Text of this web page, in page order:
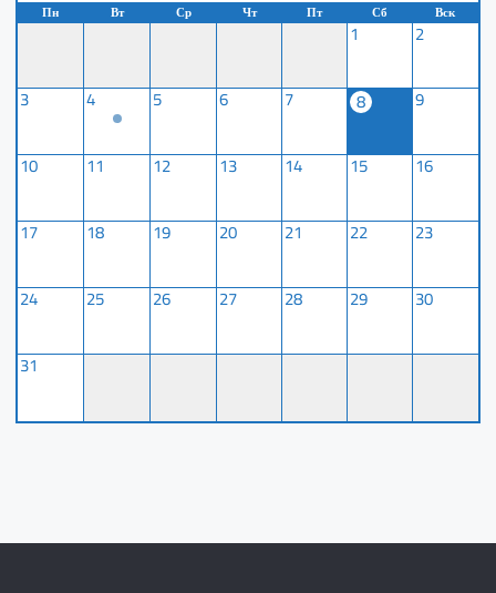
Пн Вт Ср Чт Пт Сб Вск
1 2
3 4 5 6 7 8 9
10 11 12 13 14 15 16
17 18 19 20 21 22 23
24 25 26 27 28 29 30
31